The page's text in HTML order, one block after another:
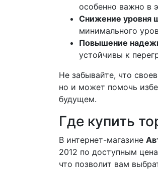
особенно важно в
Снижение уровня
минимального
Повышение
устойчивы к
Не забывайте, что
но и может помочь
будущем.
Где купить
В интернет-магазине
2012 по доступным
что позволит вам